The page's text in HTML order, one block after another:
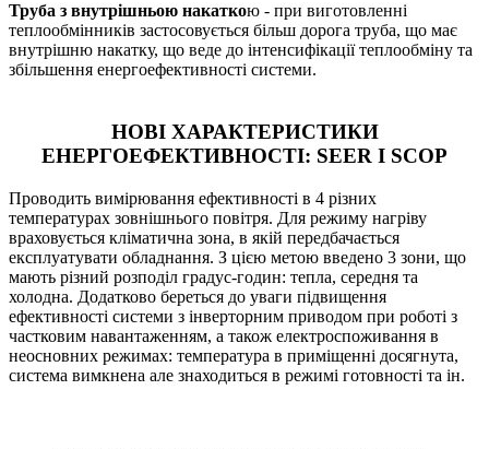
Труба з внутрішньою накаткою - при виготовленні
теплообмінників застосовується більш дорога труба, що має
внутрішню накатку, що веде до інтенсифікації теплообміну та
збільшення енергоефективності системи.
НОВІ ХАРАКТЕРИСТИКИ
ЕНЕРГОЕФЕКТИВНОСТІ: SEER І SCOP
Проводить вимірювання ефективності в 4 різних
температурах зовнішнього повітря. Для режиму нагріву
враховується кліматична зона, в якій передбачається
експлуатувати обладнання. З цією метою введено 3 зони, що
мають різний розподіл градус-годин: тепла, середня та
холодна. Додатково береться до уваги підвищення
ефективності системи з інверторним приводом при роботі з
частковим навантаженням, а також електроспоживання в
неосновних режимах: температура в приміщенні досягнута,
система вимкнена але знаходиться в режимі готовності та ін.